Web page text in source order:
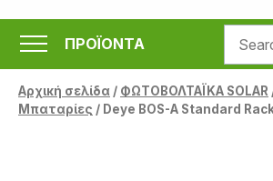
ΠΡΟΪΟΝΤΑ
Αρχική σελίδα/ ΦΩΤΟΒΟΛΤΑΪΚΑ SOLAR
Μπαταρίες / Deye BOS-A Standard